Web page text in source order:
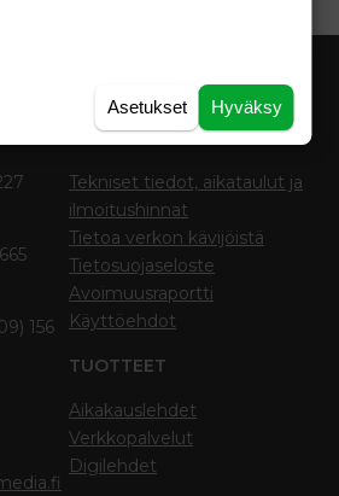
156
MEDIATIEDOT
Tekniset tiedot, aikataulut ja
ilmoitushinnat
Tietoa verkon kävijöistä
Tietosuojaseloste
Avoimuusraportti
Käyttöehdot
TUOTTEET
Aikakauslehdet
Verkkopalvelut
Digilehdet
Hyväksy
Asetukset